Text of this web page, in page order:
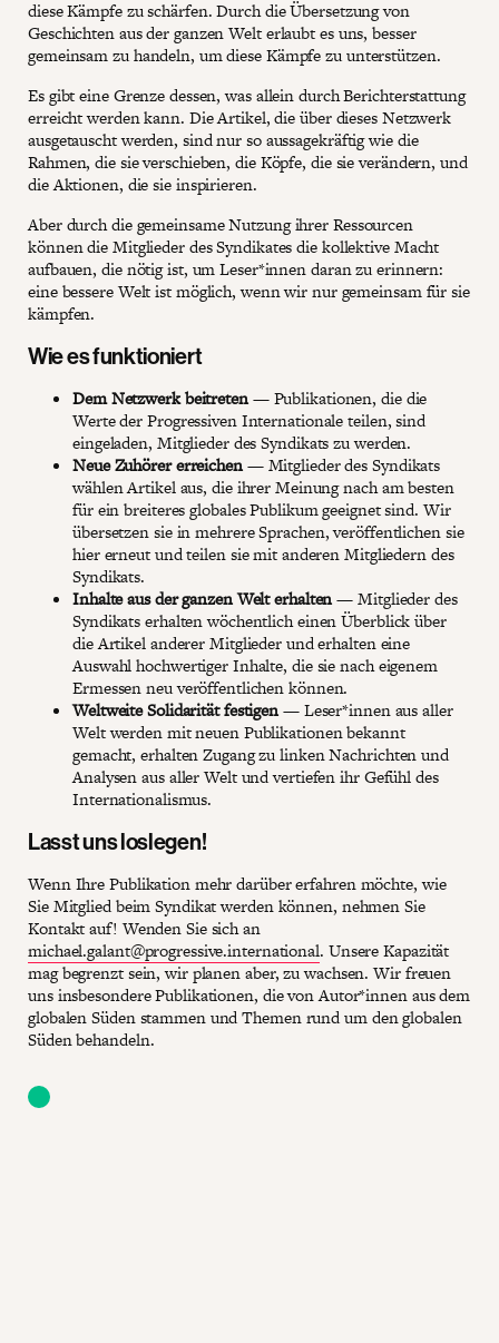
diese Kämpfe zu schärfen. Durch die Übersetzung von
Geschichten aus der ganzen Welt erlaubt es uns, besser
gemeinsam zu handeln, um diese Kämpfe zu unterstützen.
Es gibt eine Grenze dessen, was allein durch Berichterstattung
erreicht werden kann. Die Artikel, die über dieses Netzwerk
ausgetauscht werden, sind nur so aussagekräftig wie die
Rahmen, die sie verschieben, die Köpfe, die sie verändern, und
die Aktionen, die sie inspirieren.
Aber durch die gemeinsame Nutzung ihrer Ressourcen
können die Mitglieder des Syndikates die kollektive Macht
aufbauen, die nötig ist, um Leser*innen daran zu erinnern:
eine bessere Welt ist möglich, wenn wir nur gemeinsam für sie
kämpfen.
Wie es funktioniert
Dem Netzwerk beitreten— Publikationen, die die
Werte der Progressiven Internationale teilen, sind
eingeladen, Mitglieder des Syndikats zu werden.
Neue Zuhörer erreichen— Mitglieder des Syndikats
wählen Artikel aus, die ihrer Meinung nach am besten
für ein breiteres globales Publikum geeignet sind. Wir
übersetzen sie in mehrere Sprachen, veröffentlichen sie
hier erneut und teilen sie mit anderen Mitgliedern des
Syndikats.
Inhalte aus der ganzen Welt erhalten— Mitglieder des
Syndikats erhalten wöchentlich einen Überblick über
die Artikel anderer Mitglieder und erhalten eine
Auswahl hochwertiger Inhalte, die sie nach eigenem
Ermessen neu veröffentlichen können.
Weltweite Solidarität festigen— Leser*innen aus aller
Welt werden mit neuen Publikationen bekannt
gemacht, erhalten Zugang zu linken Nachrichten und
Analysen aus aller Welt und vertiefen ihr Gefühl des
Internationalismus.
Lasst uns loslegen!
Wenn Ihre Publikation mehr darüber erfahren möchte, wie
Sie Mitglied beim Syndikat werden können, nehmen Sie
Kontakt auf! Wenden Sie sich an
michael.galant@progressive.international. Unsere Kapazität
mag begrenzt sein, wir planen aber, zu wachsen. Wir freuen
uns insbesondere Publikationen, die von Autor*innen aus dem
globalen Süden stammen und Themen rund um den globalen
Süden behandeln.